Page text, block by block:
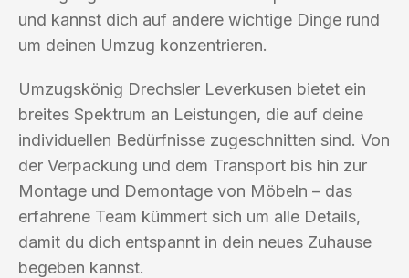
und kannst dich auf andere wichtige Dinge rund
um deinen Umzug konzentrieren.
Umzugskönig Drechsler Leverkusen bietet ein
breites Spektrum an Leistungen, die auf deine
individuellen Bedürfnisse zugeschnitten sind. Von
der Verpackung und dem Transport bis hin zur
Montage und Demontage von Möbeln – das
erfahrene Team kümmert sich um alle Details,
damit du dich entspannt in dein neues Zuhause
begeben kannst.